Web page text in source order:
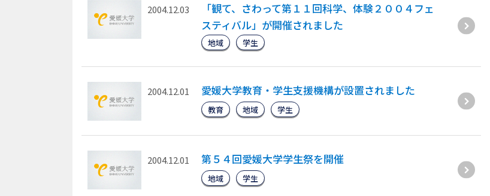
2004.12.03
「観て、さわって第１１回科学、体験２００４フェ
スティバル」が開催されました
地域 学生
2004.12.01 愛媛大学教育・学生支援機構が設置されました
教育 地域 学生
2004.12.01 第５４回愛媛大学学生祭を開催
地域 学生